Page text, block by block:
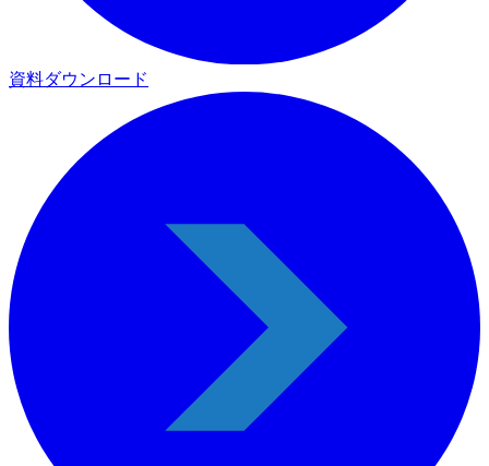
資料ダウンロード